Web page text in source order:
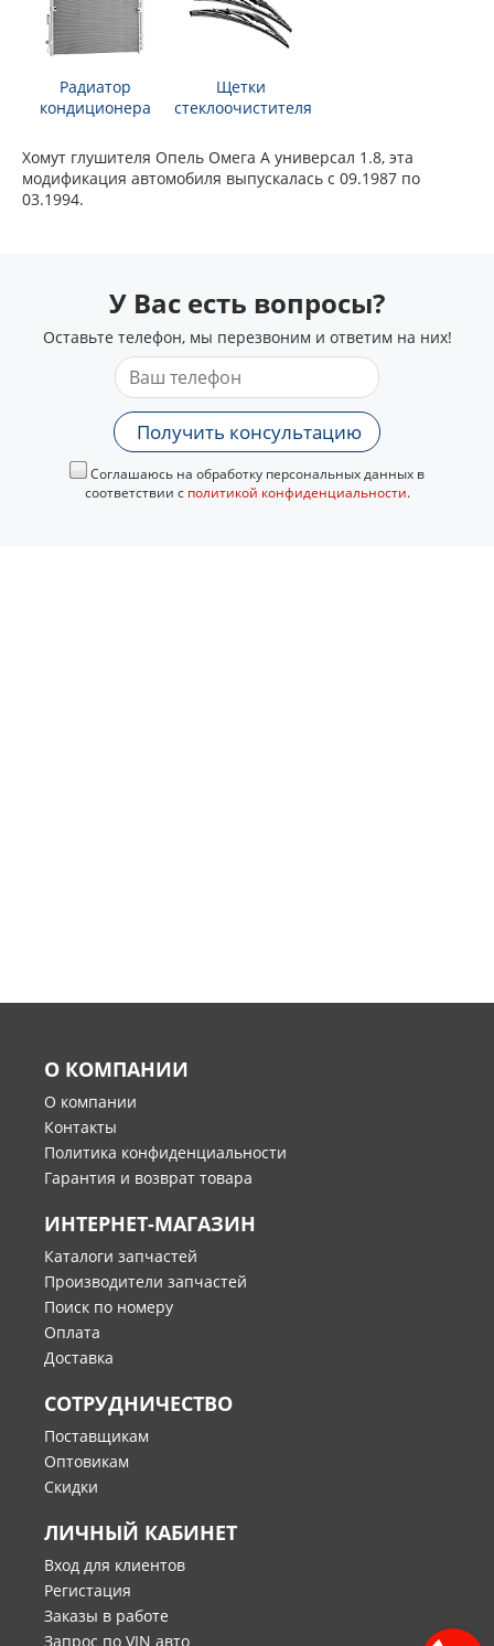
Радиатор
кондиционера
Щетки
стеклоочистителя
Хомут глушителя Опель Омега А универсал 1.8, эта
модификация автомобиля выпускалась с 09.1987 по
03.1994.
У Вас есть вопросы?
Оставьте телефон, мы перезвоним и ответим на них!
Получить консультацию
Соглашаюсь на обработку персональных данных в
соответствии с политикой конфиденциальности.
О КОМПАНИИ
О компании
Контакты
Политика конфиденциальности
Гарантия и возврат товара
ИНТЕРНЕТ-МАГАЗИН
Каталоги запчастей
Производители запчастей
Поиск по номеру
Оплата
Доставка
СОТРУДНИЧЕСТВО
Поставщикам
Оптовикам
Скидки
ЛИЧНЫЙ КАБИНЕТ
Вход для клиентов
Регистация
Заказы в работе
Запрос по VIN авто